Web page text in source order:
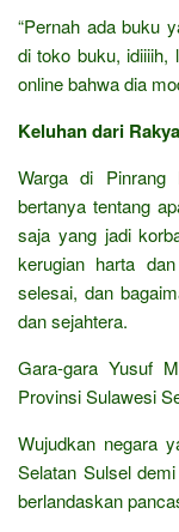
“Pernah ada buku
di toko buku, idiiiih,
online bahwa dia
Keluhan dari
Warga di Pinrang
bertanya tentang
saja yang jadi
kerugian harta
selesai, dan
dan sejahtera.
Gara-gara Yusuf
Provinsi Sulawesi
Wujudkan negara
Selatan Sulsel
berlandaskan